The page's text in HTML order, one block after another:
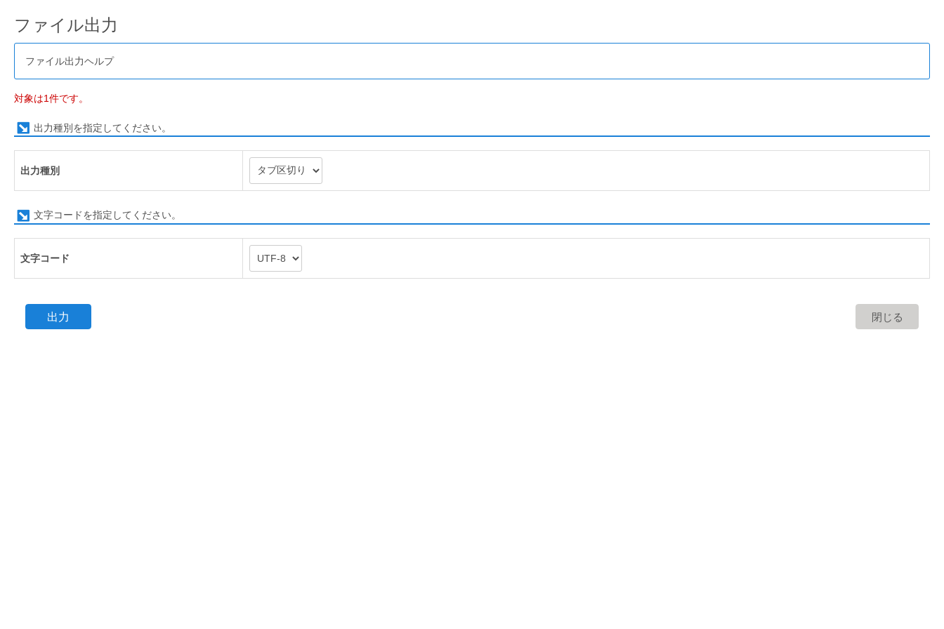
ファイル出力
ファイル出力ヘルプ
対象は1件です。
出力種別を指定してください。
出力種別
文字コードを指定してください。
文字コード